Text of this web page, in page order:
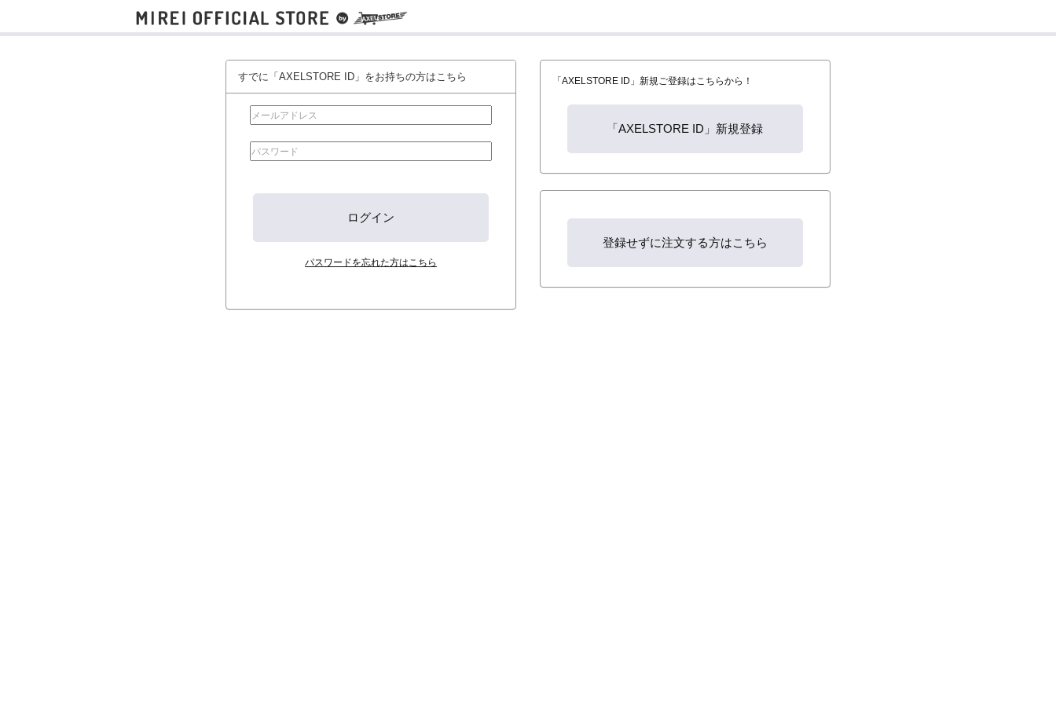
すでに「AXELSTORE ID」をお持ちの方はこちら
パスワードを忘れた方はこちら
「AXELSTORE ID」新規ご登録はこちらから！